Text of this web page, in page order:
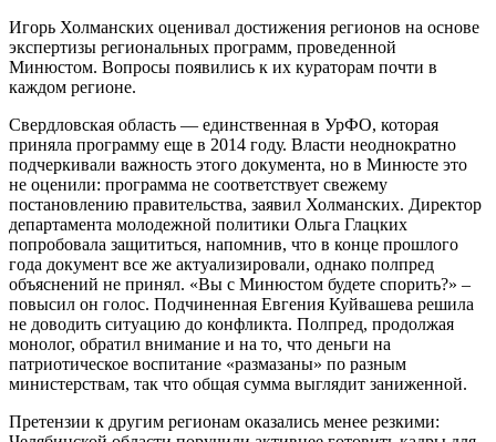
Игорь Холманских оценивал достижения регионов на основе
экспертизы региональных программ, проведенной
Минюстом. Вопросы появились к их кураторам почти в
каждом регионе.
Свердловская область — единственная в УрФО, которая
приняла программу еще в 2014 году. Власти неоднократно
подчеркивали важность этого документа, но в Минюсте это
не оценили: программа не соответствует свежему
постановлению правительства, заявил Холманских. Директор
департамента молодежной политики Ольга Глацких
попробовала защититься, напомнив, что в конце прошлого
года документ все же актуализировали, однако полпред
объяснений не принял. «Вы с Минюстом будете спорить?» –
повысил он голос. Подчиненная Евгения Куйвашева решила
не доводить ситуацию до конфликта. Полпред, продолжая
монолог, обратил внимание и на то, что деньги на
патриотическое воспитание «размазаны» по разным
министерствам, так что общая сумма выглядит заниженной.
Претензии к другим регионам оказались менее резкими: